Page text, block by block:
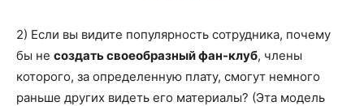
2) Если вы видите популярность сотрудника, почему
бы не создать своеобразный фан-клуб, члены
которого, за определенную плату, смогут немного
раньше других видеть его материалы? (Эта модель